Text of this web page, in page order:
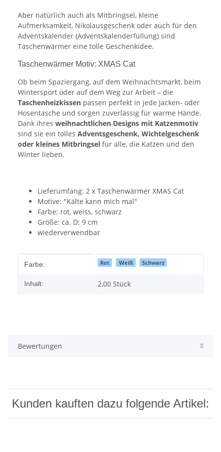
Aber natürlich auch als Mitbringsel, kleine
Aufmerksamkeit, Nikolausgeschenk oder auch für den
Adventskalender (Adventskalenderfüllung) sind
Taschenwärmer eine tolle Geschenkidee.
Taschenwärmer Motiv: XMAS Cat
Ob beim Spaziergang, auf dem Weihnachtsmarkt, beim
Wintersport oder auf dem Weg zur Arbeit – die
Taschenheizkissen passen perfekt in jede Jacken- oder
Hosentasche und sorgen zuverlässig für warme Hände.
Dank ihres weihnachtlichen Designs mit Katzenmotiv
sind sie ein tolles Adventsgeschenk, Wichtelgeschenk
oder kleines Mitbringsel für alle, die Katzen und den
Winter lieben.
Lieferumfang: 2 x Taschenwärmer XMAS Cat
Motive: "Kälte kann mich mal"
Farbe: rot, weiss, schwarz
Größe: ca. D: 9 cm
wiederverwendbar
Produkteigenschaft
Wert
Farbe: Rot Weiß Schwarz
Inhalt: 2,00 Stück
Bewertungen
Kunden kauften dazu folgende Artikel: